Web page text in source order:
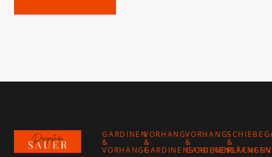
GARDINEN
&
VORHÄNGE
VORHANG-
&
GARDINENSCHIENEN
VORHANG-
&
GARDINENSTANGEN
&